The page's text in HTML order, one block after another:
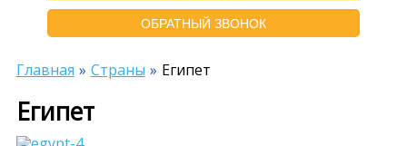
ОБРАТНЫЙ ЗВОНОК
Главная Страны Египет
Египет